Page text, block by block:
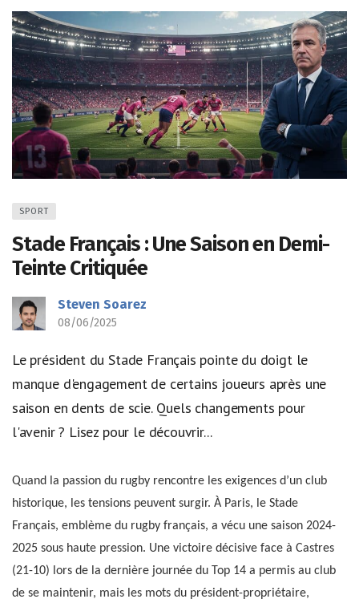
SPORT
Stade Français : Une Saison en Demi-
Teinte Critiquée
Steven Soarez
08/06/2025
Le président du Stade Français pointe du doigt le
manque d'engagement de certains joueurs après une
saison en dents de scie. Quels changements pour
l'avenir ? Lisez pour le découvrir...
Quand la passion du rugby rencontre les exigences d’un club
historique, les tensions peuvent surgir. À Paris, le Stade
Français, emblème du rugby français, a vécu une saison 2024-
2025 sous haute pression. Une victoire décisive face à Castres
(21-10) lors de la dernière journée du Top 14 a permis au club
de se maintenir, mais les mots du président-propriétaire,